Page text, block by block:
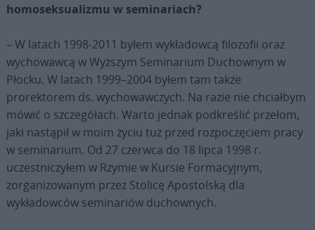
homoseksualizmu w seminariach?
– W latach 1998-2011 byłem wykładowcą filozofii oraz
wychowawcą w Wyższym Seminarium Duchownym w
Płocku. W latach 1999–2004 byłem tam także
prorektorem ds. wychowawczych. Na razie nie chciałbym
mówić o szczegółach. Warto jednak podkreślić przełom,
jaki nastąpił w moim życiu tuż przed rozpoczęciem pracy
w seminarium. Od 27 czerwca do 18 lipca 1998 r.
uczestniczyłem w Rzymie w Kursie Formacyjnym,
zorganizowanym przez Stolicę Apostolską dla
wykładowców seminariów duchownych.